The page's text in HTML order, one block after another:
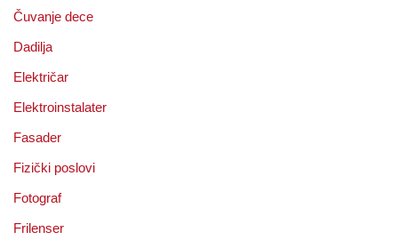
Čuvanje dece
Dadilja
Električar
Elektroinstalater
Fasader
Fizički poslovi
Fotograf
Frilenser